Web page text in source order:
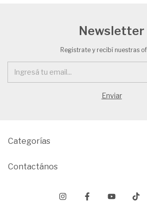
Newsletter
Registrate y recibí nuestras
Categorías
Contactános